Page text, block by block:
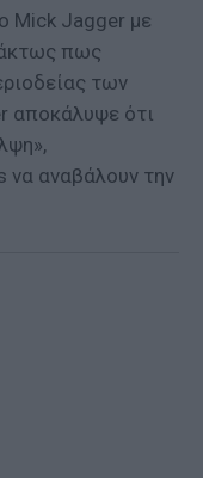
Mick Jagger με
πως
των
αποκάλυψε ότι
να αναβάλουν την